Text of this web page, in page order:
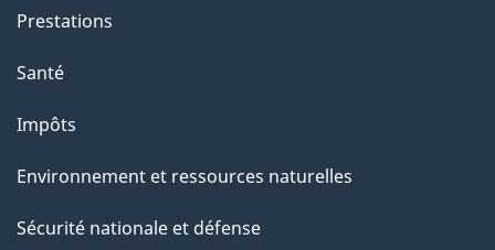
Prestations
Santé
Impôts
Environnement et ressources naturelles
Sécurité nationale et défense